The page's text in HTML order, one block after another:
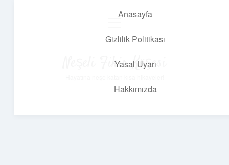
Anasayfa
Gizlilik Politikası
Yasal Uyarı
Hakkımızda
Neşeli Fikir Köşesi